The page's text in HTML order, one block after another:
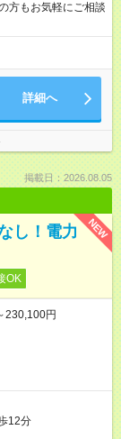
方もお気軽にご相談
詳細へ
掲載日：2026.08.05
NEW
し！電力
OK
円
12分